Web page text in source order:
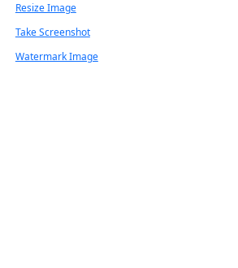
Resize Image
Take Screenshot
Watermark Image